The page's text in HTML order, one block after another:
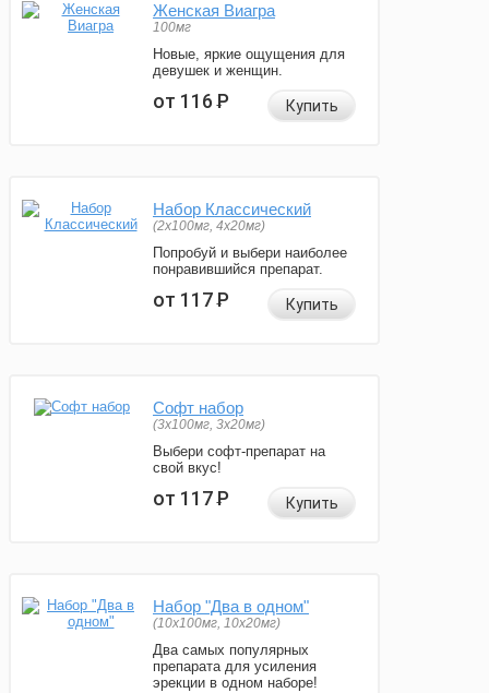
Женская Виагра
100мг
Новые, яркие ощущения для
девушек и женщин.
от 116Р Купить
Набор Классический
(2x100мг, 4x20мг)
Попробуй и выбери наиболее
понравившийся препарат.
от 117Р Купить
Софт набор
(3x100мг, 3x20мг)
Выбери софт-препарат на
свой вкус!
от 117Р Купить
Набор "Два в одном"
(10x100мг, 10x20мг)
Два самых популярных
препарата для усиления
эрекции в одном наборе!